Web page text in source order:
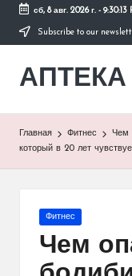
Перейти
содержимому
сб, 8 авг. 2026 г.- 9:30:14
Subscribe to our
АПТЕКА
сайт
здоровом
Главная Фитнес
Чем
который в 20 лет
Опубликовано
Фитнес
Чем